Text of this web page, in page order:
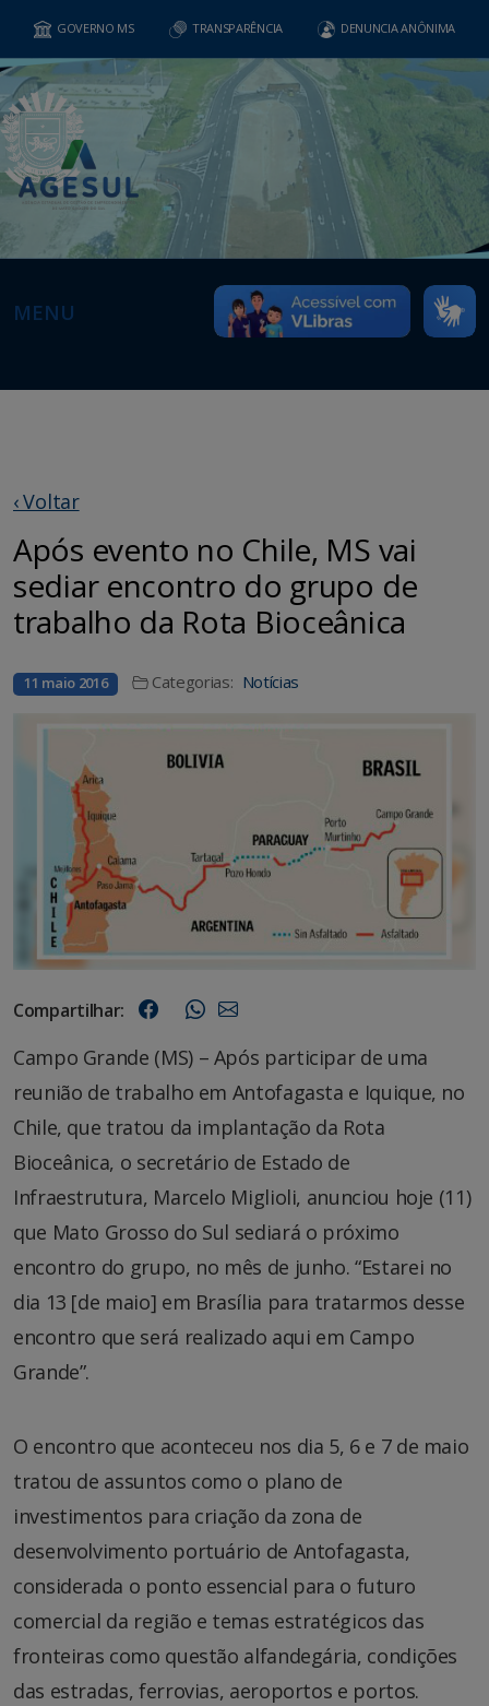
GOVERNO MS TRANSPARÊNCIA DENUNCIA ANÔNIMA
MENU
‹ Voltar
Após evento no Chile, MS vai
sediar encontro do grupo de
trabalho da Rota Bioceânica
11 maio 2016 Categorias: Notícias
Compartilhar:
Campo Grande (MS) – Após participar de uma
reunião de trabalho em Antofagasta e Iquique, no
Chile, que tratou da implantação da Rota
Bioceânica, o secretário de Estado de
Infraestrutura, Marcelo Miglioli, anunciou hoje (11)
que Mato Grosso do Sul sediará o próximo
encontro do grupo, no mês de junho. “Estarei no
dia 13 [de maio] em Brasília para tratarmos desse
encontro que será realizado aqui em Campo
Grande”.
O encontro que aconteceu nos dia 5, 6 e 7 de maio
tratou de assuntos como o plano de
investimentos para criação da zona de
desenvolvimento portuário de Antofagasta,
considerada o ponto essencial para o futuro
comercial da região e temas estratégicos das
fronteiras como questão alfandegária, condições
das estradas, ferrovias, aeroportos e portos.